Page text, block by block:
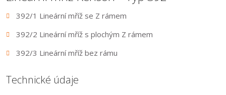
392/1 Lineární mříž se Z rámem
392/2 Lineární mříž s plochým Z rámem
392/3 Lineární mříž bez rámu
Technické údaje